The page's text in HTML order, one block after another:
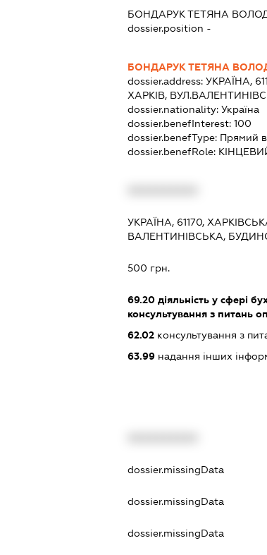
БОНДАРУК ТЕТЯНА
dossier.position -
БОНДАРУК ТЕТЯНА
dossier.address:УКРАЇНА,
ХАРКІВ,
dossier.nationality:Україна
dossier.benefInterest:100
dossier.benefType: Прямий
dossier.benefRole:
УКРАЇНА, 61170,
ВАЛЕНТИНІВСЬКА,
500 грн.
69.20 діяльність у сфері
консультування з питань
62.02 консультування з
63.99 надання інших
dossier.missingData
dossier.missingData
dossier.missingData